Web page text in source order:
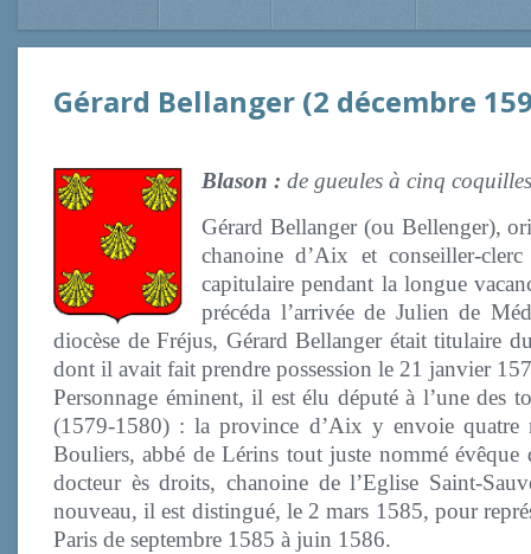
Gérard Bellanger (2 décembre
Blason : de gueules à cinq
Gérard Bellanger (ou Bellenger),
chanoine d’Aix et conseiller-
capitulaire pendant la longue
précéda l’arrivée de Julien de
diocèse de Fréjus, Gérard Bellanger était titulaire
dont il avait fait prendre possession le 21 janvier
Personnage éminent, il est élu député à l’une des
(1579-1580) : la province d’Aix y envoie quatre
Bouliers, abbé de Lérins tout juste nommé évêque
docteur ès droits, chanoine de l’Eglise Saint-
nouveau, il est distingué, le 2 mars 1585, pour
Paris de septembre 1585 à juin 1586.